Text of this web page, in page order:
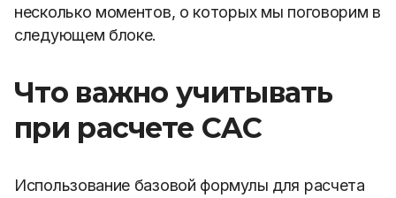
несколько моментов, о которых мы поговорим в
следующем блоке.
Что важно учитывать
при расчете CAC
Использование базовой формулы для расчета